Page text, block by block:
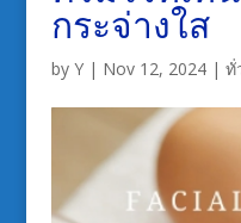
กระจ่างใส
by Y| Nov 12, 2024| ทั่